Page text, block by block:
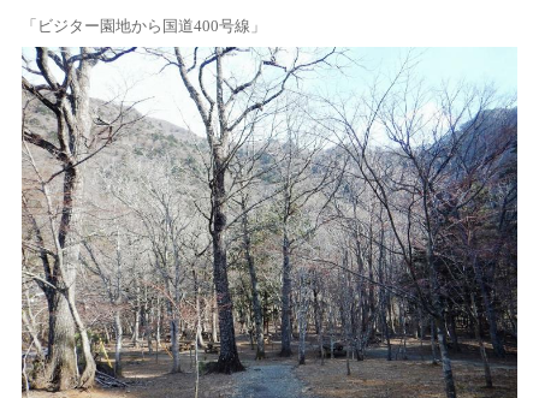
「ビジター園地から国道400号線」